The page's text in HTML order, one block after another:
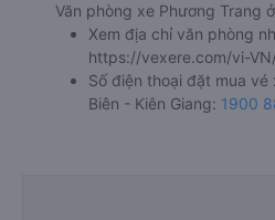
Văn phòng xe Phương Trang
Xem địa chỉ văn phòng
https://vexere.com/vi-
Số điện thoại đặt mua vé
Biên - Kiên Giang: 1900